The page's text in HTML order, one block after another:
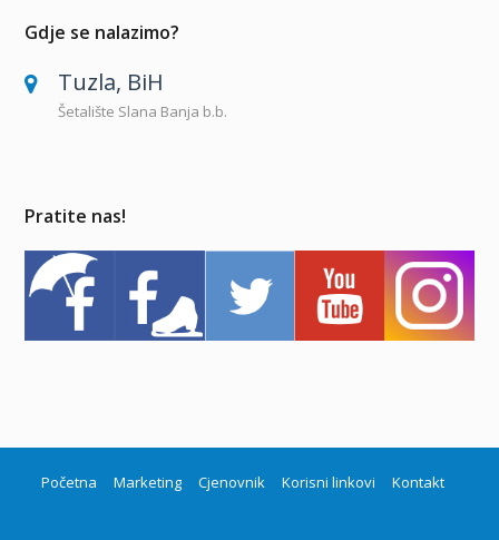
Gdje se nalazimo?
Tuzla, BiH
Šetalište Slana Banja b.b.
Pratite nas!
Početna Marketing Cjenovnik Korisni linkovi Kontakt